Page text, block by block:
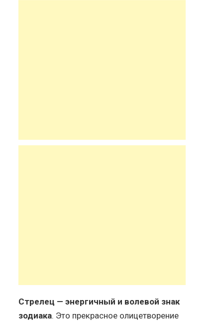
Стрелец — энергичный и волевой знак
зодиака. Это прекрасное олицетворение